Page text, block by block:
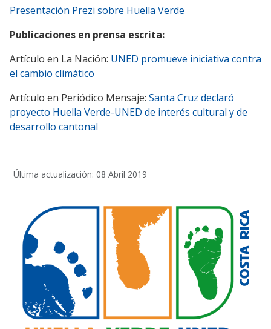
Presentación Prezi sobre Huella Verde
Publicaciones en prensa escrita:
Artículo en La Nación: UNED promueve iniciativa contra
el cambio climático
Artículo en Periódico Mensaje: Santa Cruz declaró
proyecto Huella Verde-UNED de interés cultural y de
desarrollo cantonal
Última actualización: 08 Abril 2019